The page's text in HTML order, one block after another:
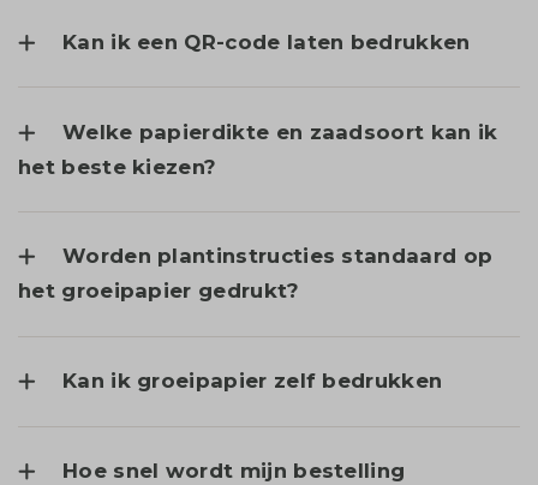
Kan ik een QR-code laten bedrukken
Welke papierdikte en zaadsoort kan ik
het beste kiezen?
Worden plantinstructies standaard op
het groeipapier gedrukt?
Kan ik groeipapier zelf bedrukken
Hoe snel wordt mijn bestelling